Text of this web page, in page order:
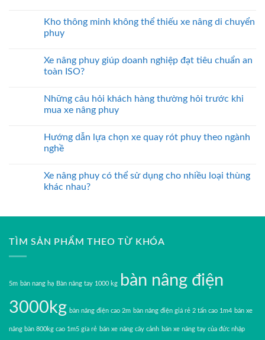
Kho thông minh không thể thiếu xe nâng di chuyển
phuy
Xe nâng phuy giúp doanh nghiệp đạt tiêu chuẩn an
toàn ISO?
Những câu hỏi khách hàng thường hỏi trước khi
mua xe nâng phuy
Hướng dẫn lựa chọn xe quay rót phuy theo ngành
nghề
Xe nâng phuy có thể sử dụng cho nhiều loại thùng
khác nhau?
TÌM SẢN PHẨM THEO TỪ KHÓA
5m bàn nang hạ Bàn nâng tay 1000 kg
bàn nâng điện
3000kg bàn nâng điện cao 2m bàn nâng điện giá rẻ 2 tấn cao 1m4 bán xe
nâng bàn 800kg cao 1m5 gía rẻ bán xe nâng cây cảnh bán xe nâng tay của đức nhập